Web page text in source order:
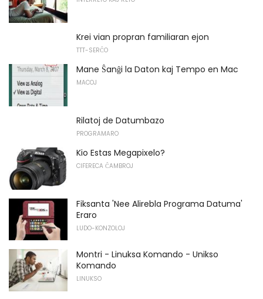
Krei vian propran familiaran ejon
TTT-SERĈO
Mane Ŝanĝi la Daton kaj Tempo en Mac
MACOJ
Rilatoj de Datumbazo
PROGRAMARO
Kio Estas Megapixelo?
CIFERECA ĈAMBROJ
Fiksanta 'Nee Alirebla Programa Datuma'
Eraro
LUDO-KONZOLOJ
Montri - Linuksa Komando - Unikso
Komando
LINUKSO